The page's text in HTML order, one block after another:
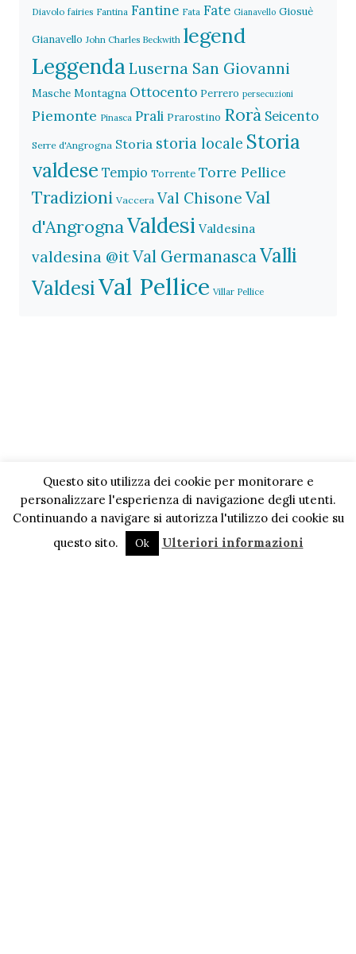
Diavolo fairies Fantina Fantine Fata Fate Gianavello Giosuè
Gianavello John Charles Beckwith legend
Leggenda Luserna San Giovanni
Masche Montagna Ottocento Perrero persecuzioni
Piemonte Pinasca Prali Prarostino Rorà Seicento
Serre d'Angrogna Storia storia locale Storia
valdese Tempio Torrente Torre Pellice
Tradizioni Vaccera Val Chisone Val
d'AngrognaValdesi Valdesina
valdesina @itVal GermanascaValli
ValdesiVal Pellice Villar Pellice
Questo sito utilizza dei cookie per monitorare e
personalizzare l'esperienza di navigazione degli utenti.
Continuando a navigare si autorizza l'utilizzo dei cookie su
questo sito.
Ok Ulteriori informazioni